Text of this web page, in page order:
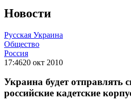
Новости
Русская Украина
Общество
Россия
17:4620 окт 2010
Украина будет отправлять
российские кадетские